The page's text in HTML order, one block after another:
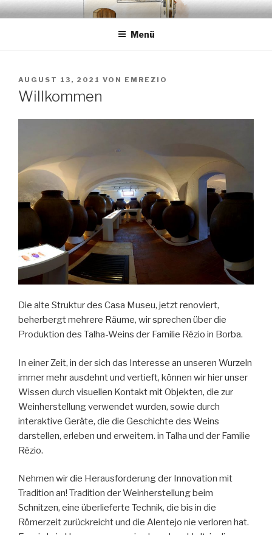
Zum
InhaltEMRÉZIO
Casa Museu Interativa de Borba
Menü
VERÖFFENTLICHT
AM
AUGUST 13, 2021 VON EMREZIO
Willkommen
Die alte Struktur des Casa Museu, jetzt renoviert,
beherbergt mehrere Räume, wir sprechen über die
Produktion des Talha-Weins der Familie Rézio in Borba.
In einer Zeit, in der sich das Interesse an unseren Wurzeln
immer mehr ausdehnt und vertieft, können wir hier unser
Wissen durch visuellen Kontakt mit Objekten, die zur
Weinherstellung verwendet wurden, sowie durch
interaktive Geräte, die die Geschichte des Weins
darstellen, erleben und erweitern. in Talha und der Familie
Rézio.
Nehmen wir die Herausforderung der Innovation mit
Tradition an! Tradition der Weinherstellung beim
Schnitzen, eine überlieferte Technik, die bis in die
Römerzeit zurückreicht und die Alentejo nie verloren hat.